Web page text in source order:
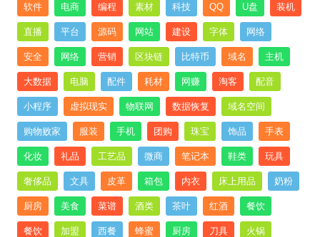
软件 电商 编程 素材 科技 QQ U盘 装机
直播 平台 源码 网站 建设 字体 网络
安全 网络 营销 区块链 比特币 域名 主机
大数据 电脑 配件 耗材 网赚 淘客 配音
小程序 虚拟现实 物联网 数据恢复 域名空间
购物败家 服装 手机 团购 珠宝 饰品 手表
化妆 礼品 工艺品 微商 笔记本 鞋类 玩具
奢侈品 文具 皮革 箱包 内衣 床上用品 奶粉
厨房 美食 菜谱 酒类 茶叶 红酒 餐饮
餐饮 加盟 西餐 蜂蜜 厨房 刀具 火锅